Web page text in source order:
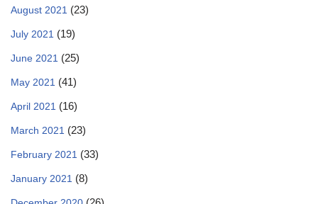
August 2021 (23)
July 2021 (19)
June 2021 (25)
May 2021 (41)
April 2021 (16)
March 2021 (23)
February 2021 (33)
January 2021 (8)